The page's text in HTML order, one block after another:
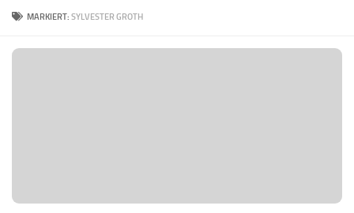
MARKIERT:SYLVESTER GROTH